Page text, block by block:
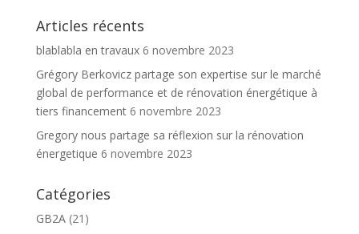
Articles récents
blablabla en travaux 6 novembre 2023
Grégory Berkovicz partage son expertise sur le marché
global de performance et de rénovation énergétique à
tiers financement 6 novembre 2023
Gregory nous partage sa réflexion sur la rénovation
énergetique 6 novembre 2023
Catégories
GB2A(21)